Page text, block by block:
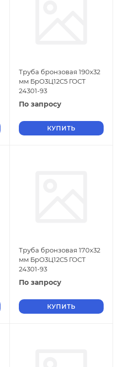
Труба бронзовая 190х32
мм БрО3Ц12С5 ГОСТ
24301-93
По запросу
КУПИТЬ
Труба бронзовая 170х32
мм БрО3Ц12С5 ГОСТ
24301-93
По запросу
КУПИТЬ